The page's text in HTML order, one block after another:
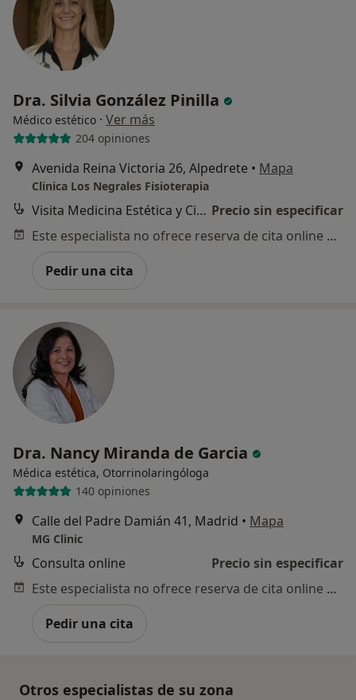
Dra. Silvia González Pinilla
Médico estético · Ver más
204 opiniones
Avenida Reina Victoria 26, Alpedrete • Mapa
Clinica Los Negrales Fisioterapia
Visita Medicina Estética y Cirugía Cosmética Precio sin especificar
Este especialista no ofrece reserva de cita online en esta dirección.
Pedir una cita
Dra. Nancy Miranda de Garcia
Médica estética, Otorrinolaringóloga
140 opiniones
Calle del Padre Damián 41, Madrid • Mapa
MG Clinic
Consulta online
Precio sin especificar
Este especialista no ofrece reserva de cita online en esta dirección.
Pedir una cita
Otros especialistas de su zona